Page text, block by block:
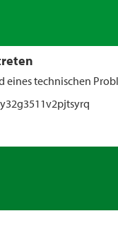
eines technischen